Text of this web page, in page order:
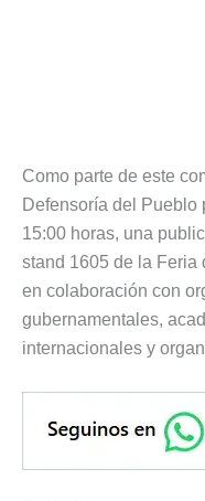
Como parte de este
Defensoría del Pueblo
15:00 horas, una
stand 1605 de la Feria
en colaboración con
gubernamentales,
internacionales y